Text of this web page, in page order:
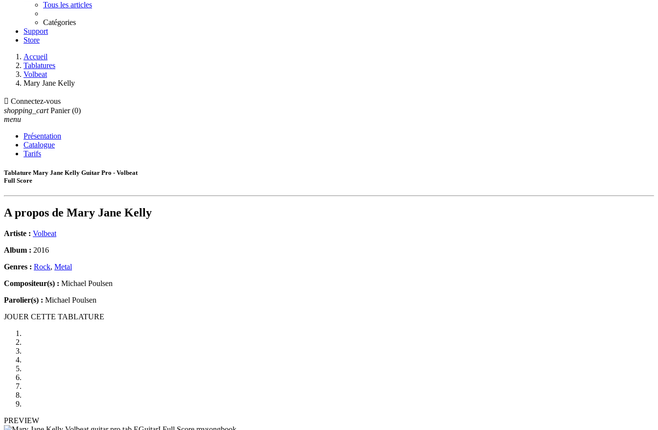
Tous les articles
Catégories
Support
Store
Accueil
Tablatures
Volbeat
Mary Jane Kelly
 Connectez-vous
shopping_cart Panier (0)
menu
Présentation
Catalogue
Tarifs
Tablature Mary Jane Kelly Guitar Pro - Volbeat
Full Score
A propos de Mary Jane Kelly
Artiste : Volbeat
Album : 2016
Genres : Rock, Metal
Compositeur(s) : Michael Poulsen
Parolier(s) : Michael Poulsen
JOUER CETTE TABLATURE
PREVIEW